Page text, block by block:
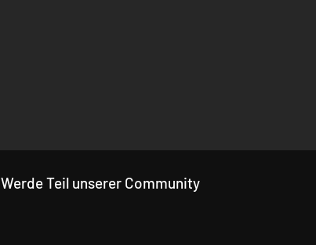
Werde Teil unserer Community